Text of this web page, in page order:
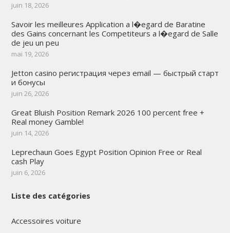
juin 18, 2026
Savoir les meilleures Application a l�egard de Baratine
des Gains concernant les Competiteurs a l�egard de Salle
de jeu un peu
mai 19, 2026
Jetton casino регистрация через email — быстрый старт
и бонусы
juin 26, 2026
Great Bluish Position Remark 2026 100 percent free +
Real money Gamble!
juin 14, 2026
Leprechaun Goes Egypt Position Opinion Free or Real
cash Play
juin 6, 2026
Liste des catégories
Accessoires voiture